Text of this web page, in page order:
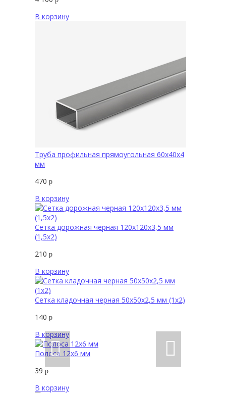
В корзину
Труба профильная прямоугольная 60х40х4
мм
470 р
В корзину
Сетка дорожная черная 120х120х3,5 мм
(1,5х2)
210 р
В корзину
Сетка кладочная черная 50х50х2,5 мм (1х2)
140 р
В корзину
Полоса 12х6 мм
39 р
В корзину